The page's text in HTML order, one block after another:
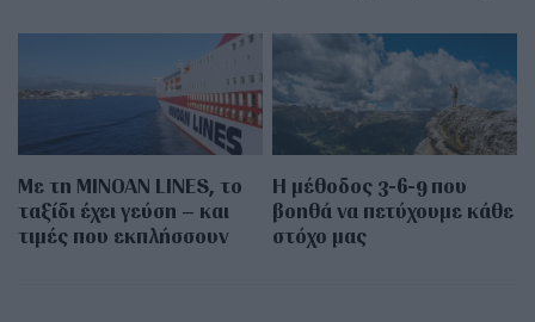
Με τη MINOAN LINES, το
ταξίδι έχει γεύση – και
τιμές που εκπλήσσουν
Η μέθοδος 3-6-9 που
βοηθά να πετύχουμε κάθε
στόχο μας